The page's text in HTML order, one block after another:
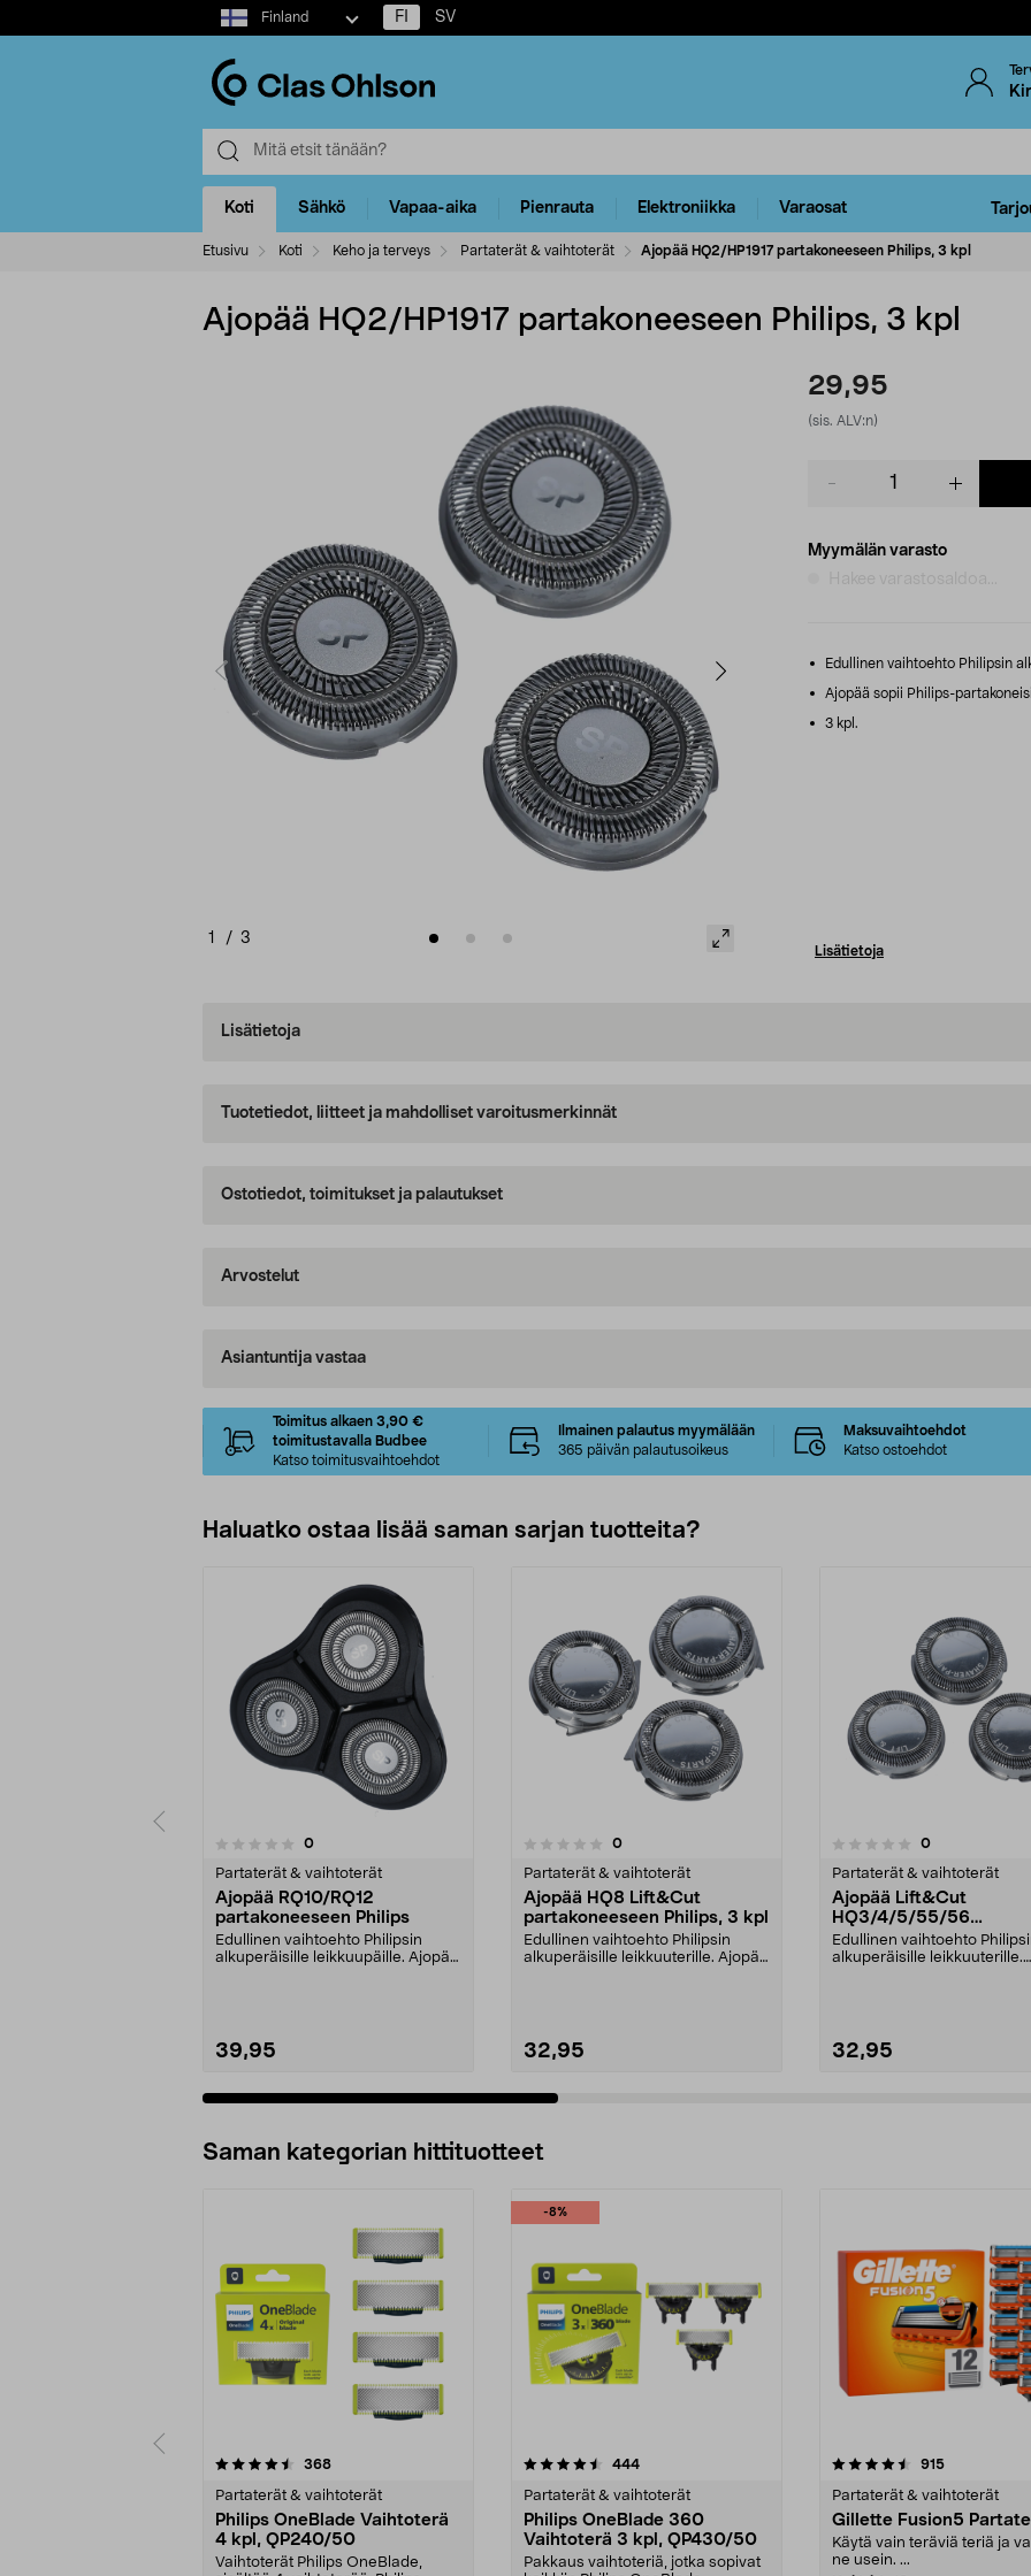
Select
market
Finland FI SV
Koti Sähkö Vapaa-aika Pienrauta Elektroniikka Varaosat
Etusivu Koti Keho ja terveys Partaterät & vaihtoterät Ajopää HQ2/HP1917 partakoneeseen Philips, 3 kpl
Ajopää HQ2/HP1917 partakoneeseen Philips, 3 kpl
1 / 3
29,95
(sis. ALV:n)
Myymälän varasto
Edullinen vaihtoehto Philipsin
Ajopää sopii Philips-
3 kpl.
Lisätietoja
Lisätietoja
Tuotetiedot, liitteet ja mahdolliset varoitusmerkinnät
Ostotiedot, toimitukset ja palautukset
Arvostelut
Asiantuntija vastaa
Toimitus alkaen 3,90 €
toimitustavalla Budbee
Katso toimitusvaihtoehdot
Ilmainen palautus myymälään
365 päivän palautusoikeus
Maksuvaihtoehdot
Katso ostoehdot
Haluatko ostaa lisää saman sarjan tuotteita?
0arvostelut
Partaterät & vaihtoterät
Ajopää RQ10/RQ12
partakoneeseen Philips
Edullinen vaihtoehto Philipsin
alkuperäisille leikkuupäille. Ajopää
39,95
0.0 viidestä
0arvostelut
Partaterät & vaihtoterät
Ajopää HQ8 Lift&Cut
partakoneeseen Philips, 3 kpl
Edullinen vaihtoehto Philipsin
alkuperäisille leikkuuterille. Ajopää
32,95
0.0 viidestä
0arvostelut
Partaterät & vaihtoterät
Ajopää Lift&Cut
HQ3/4/5/55/56
partakoneeseen Philips,
Edullinen vaihtoehto
alkuperäisille leikkuuterille.
32,95
3.0viidestä
Saman kategorian hittituotteet
368arvostelut
Partaterät & vaihtoterät
Philips OneBlade Vaihtoterä
4 kpl, QP240/50
Vaihtoterät Philips OneBlade,
-8%
4.5 viidestä
444arvostelut
Partaterät & vaihtoterät
Philips OneBlade 360
Vaihtoterä 3 kpl, QP430/50
Pakkaus vaihtoteriä, jotka sopivat
4.5 viidestä
915arvostelut
Partaterät & vaihtoterät
Gillette Fusion5
Käytä vain teräviä teriä ja
ne usein. ...
4.5 viidestä